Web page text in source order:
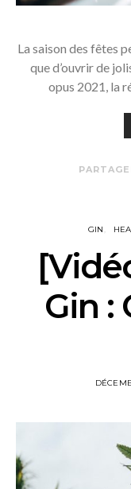
La saison des fêtes
que d’ouvrir de
opus 2021, la
GIN
Gin :
POSTED